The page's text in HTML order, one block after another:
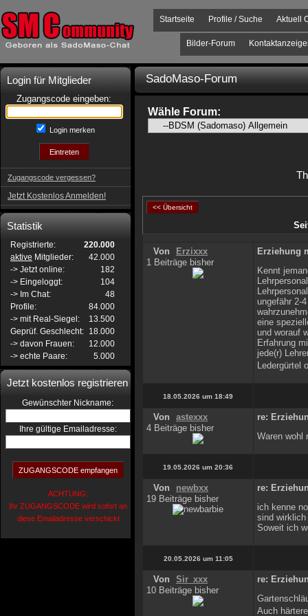
Aktuell
Profile / Suche
Startseite
Bilder-Forum
Login für Mitglieder
Zugangscode eingeben:
Login merken
Zugangscode vergessen?
Jetzt Kostenlos Anmelden!
Statistik
Registrierte:
220.000
aktive Mitglieder:
42.000
-> Jetzt online:
182
-> Eingeloggt:
104
-> Im Chat:
48
Profile:
84.000
-> mit Real-Siegel:
13.500
Geprüf. Geschlecht: 18.000
-> davon Frauen:
12.000
-> echte Paare:
5.000
Jetzt kostenlos registrieren
Gewünschter Nickname:
Ihre gültige Emailadresse:
ACHTUNG:
Ihr ZUGANGSCODE wird sofort an
diese Emailadresse verschickt
SadoMaso-Forum
Wähle Forum:
<< Übersicht
Von
Erzixxx
1 Beiträge bisher
Erziehung
Kennt
ungefähr 2-
eine
und worauf
Erfahrung
jede(r)
Ledergürtel
18.05.2026 um 18:49
Von
astexxx
4 Beiträge bisher
re:
Waren wohl
19.05.2026 um 20:36
Von
newbxx
19 Beiträge bisher
re:
ich kenne
sind
Soweit ich
20.05.2026 um 11:05
Von
Sir_xxx
10 Beiträge bisher
re:
Auch